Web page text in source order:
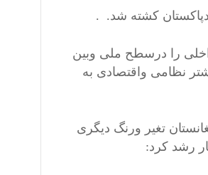
نیروهای خارجی وداخلی را درسطح ملی وبین
نظامی واقتصادی به
تغیر ورنگ دیگری
رشد کرد: